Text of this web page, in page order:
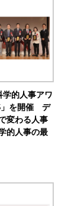
学的人事アワ
」を開催 デ
変わる人事
的人事の最